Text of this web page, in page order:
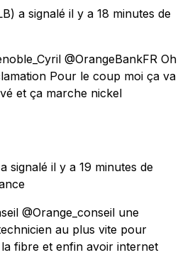
a signalé il y a 18 minutes de
@OrangeBankFR Oh
Pour le coup moi ça va
et ça marche nickel
signalé il y a 19 minutes de
@Orange_conseil une
au plus vite pour
fibre et enfin avoir internet